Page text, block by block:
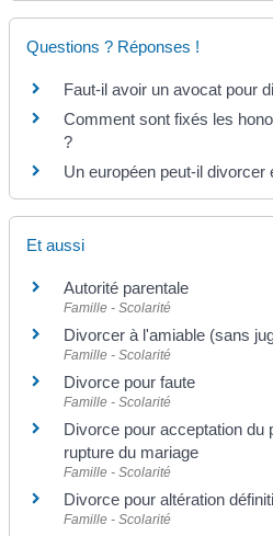
Questions ? Réponses !
Faut-il avoir un avocat pour
Comment sont fixés les
?
Un européen peut-il divorcer
Et aussi
Autorité parentale
Famille - Scolarité
Divorcer à l'amiable (sans
Famille - Scolarité
Divorce pour faute
Famille - Scolarité
Divorce pour acceptation du
rupture du mariage
Famille - Scolarité
Divorce pour altération
Famille - Scolarité